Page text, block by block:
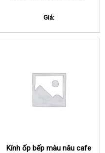
Giá:
Kính ốp bếp màu nâu cafe